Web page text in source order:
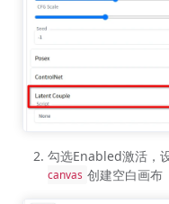
勾选Enabled激活，
canvas 创建空白画布